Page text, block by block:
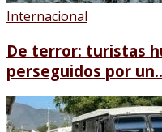
Internacional
De terror: turistas
perseguidos por